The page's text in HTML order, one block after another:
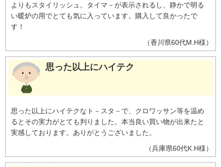
よりもスタイリッシュ。タイマ－が表示されるし、静かで明る
い暖炉の用でとても気に入っています。購入して良かったで
す！
（香川県60代M.H様）
思った以上にハイテク
思った以上にハイテクなト－スタ－で、クロワッサン等を温め
るとその実力がとても判りました。本当良い買い物が出来たと
実感しております。ありがとうございました。
（兵庫県60代K.H様）